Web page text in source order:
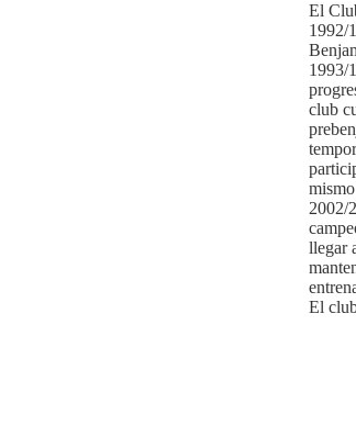
El
1992/
1993/
club
2002/
llegar
El